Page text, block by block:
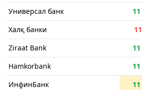
Универсал банк
Халқ банки
Ziraat Bank
Hamkorbank
ИнфинБанк